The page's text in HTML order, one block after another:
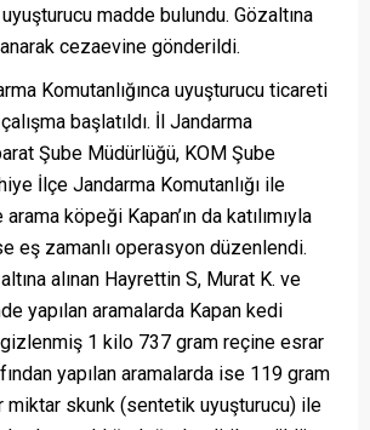
madde bulundu. Gözaltına
cezaevine gönderildi.
Komutanlığınca uyuşturucu ticareti
başlatıldı. İl Jandarma
Şube Müdürlüğü, KOM Şube
İlçe Jandarma Komutanlığı ile
köpeği Kapan’ın da katılımıyla
eş zamanlı operasyon düzenlendi.
alınan Hayrettin S, Murat K. ve
yapılan aramalarda Kapan kedi
1 kilo 737 gram reçine esrar
yapılan aramalarda ise 119 gram
miktar skunk (sentetik uyuşturucu) ile